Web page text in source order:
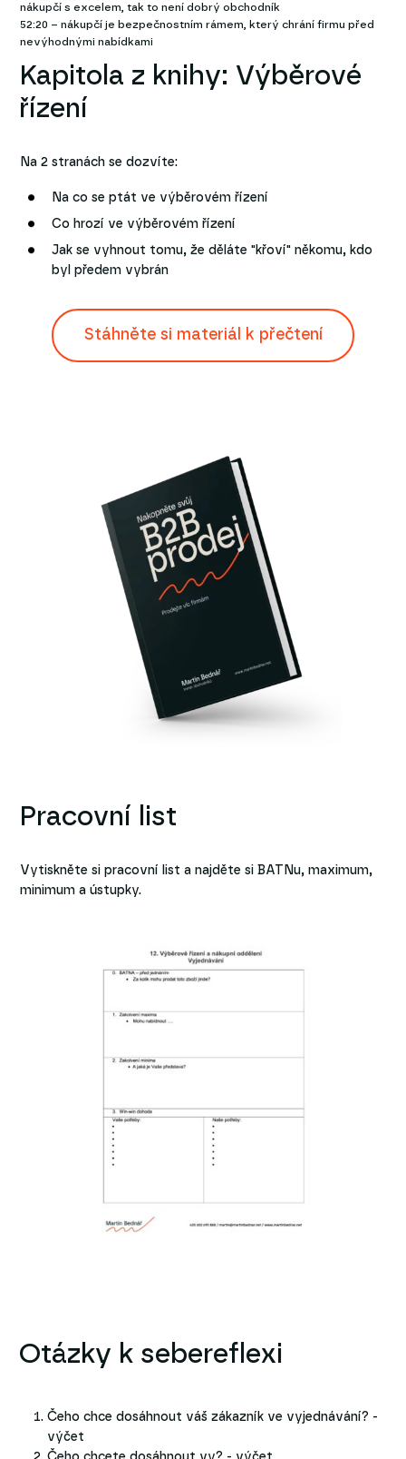
nákupčí s excelem, tak to není dobrý obchodník
52:20 – nákupčí je bezpečnostním rámem, který chrání firmu před
nevýhodnými nabídkami
Kapitola z knihy: Výběrové
řízení
Na 2 stranách se dozvíte:
Na co se ptát ve výběrovém řízení
Co hrozí ve výběrovém řízení
Jak se vyhnout tomu, že děláte "křoví" někomu, kdo
byl předem vybrán
Stáhněte si materiál k přečtení
Pracovní list
Vytiskněte si pracovní list a najděte si BATNu, maximum,
minimum a ústupky.
Otázky k sebereflexi
Čeho chce dosáhnout váš zákazník ve vyjednávání? -
výčet